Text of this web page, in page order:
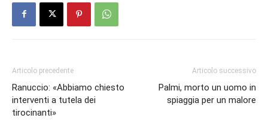
Articolo precedente
Ranuccio: «Abbiamo chiesto
interventi a tutela dei
tirocinanti»
Articolo successivo
Palmi, morto un uomo in
spiaggia per un malore